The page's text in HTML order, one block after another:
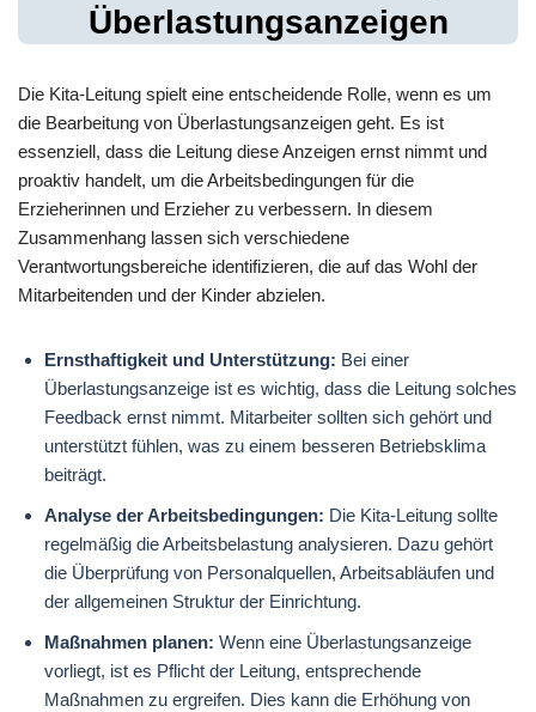
Überlastungsanzeigen
Die Kita-Leitung spielt eine entscheidende Rolle, wenn es um
die Bearbeitung von Überlastungsanzeigen geht. Es ist
essenziell, dass die Leitung diese Anzeigen ernst nimmt und
proaktiv handelt, um die Arbeitsbedingungen für die
Erzieherinnen und Erzieher zu verbessern. In diesem
Zusammenhang lassen sich verschiedene
Verantwortungsbereiche identifizieren, die auf das Wohl der
Mitarbeitenden und der Kinder abzielen.
Ernsthaftigkeit und Unterstützung: Bei einer
Überlastungsanzeige ist es wichtig, dass die Leitung solches
Feedback ernst nimmt. Mitarbeiter sollten sich gehört und
unterstützt fühlen, was zu einem besseren Betriebsklima
beiträgt.
Analyse der Arbeitsbedingungen: Die Kita-Leitung sollte
regelmäßig die Arbeitsbelastung analysieren. Dazu gehört
die Überprüfung von Personalquellen, Arbeitsabläufen und
der allgemeinen Struktur der Einrichtung.
Maßnahmen planen: Wenn eine Überlastungsanzeige
vorliegt, ist es Pflicht der Leitung, entsprechende
Maßnahmen zu ergreifen. Dies kann die Erhöhung von